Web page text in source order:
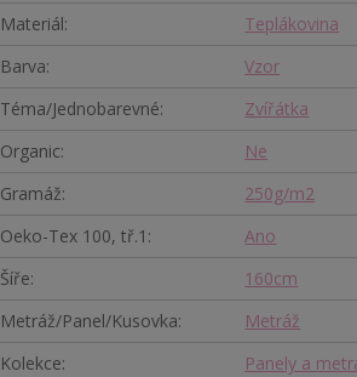
Materiál
Teplákovina
Barva
Vzor
Téma/Jednobarevné
Zvířátka
Organic
Ne
Gramáž
250g/m2
Oeko-Tex 100, tř.1
Ano
Šíře
160cm
Metráž/Panel/Kusovka
Metráž
Kolekce
Panely a